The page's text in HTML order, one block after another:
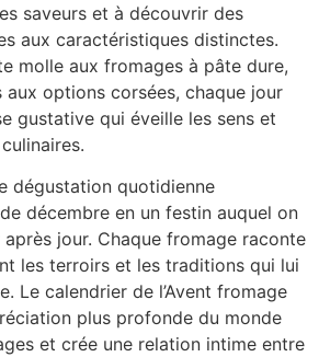
saveurs et à découvrir des
aux caractéristiques distinctes.
molle aux fromages à pâte dure,
options corsées, chaque jour
gustative qui éveille les sens et
dégustation quotidienne
décembre en un festin auquel on
jour. Chaque fromage raconte
les terroirs et les traditions qui lui
Le calendrier de l’Avent fromage
plus profonde du monde
et crée une relation intime entre